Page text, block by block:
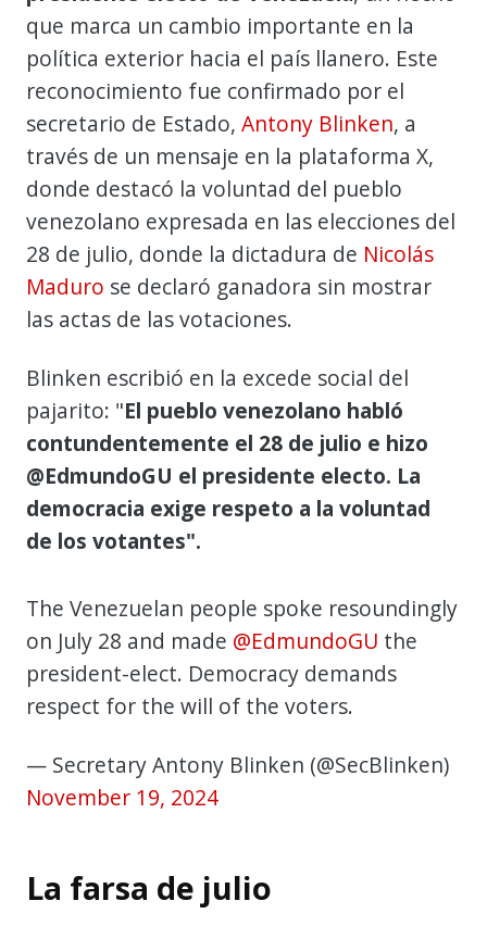
que marca un cambio importante en la
política exterior hacia el país llanero. Este
reconocimiento fue confirmado por el
secretario de Estado, Antony Blinken, a
través de un mensaje en la plataforma X,
donde destacó la voluntad del pueblo
venezolano expresada en las elecciones del
28 de julio, donde la dictadura de Nicolás
Maduro se declaró ganadora sin mostrar
las actas de las votaciones.
Blinken escribió en la excede social del
pajarito: "El pueblo venezolano habló
contundentemente el 28 de julio e hizo
@EdmundoGU el presidente electo. La
democracia exige respeto a la voluntad
de los votantes".
The Venezuelan people spoke resoundingly
on July 28 and made @EdmundoGU the
president-elect. Democracy demands
respect for the will of the voters.
— Secretary Antony Blinken (@SecBlinken)
November 19, 2024
La farsa de julio